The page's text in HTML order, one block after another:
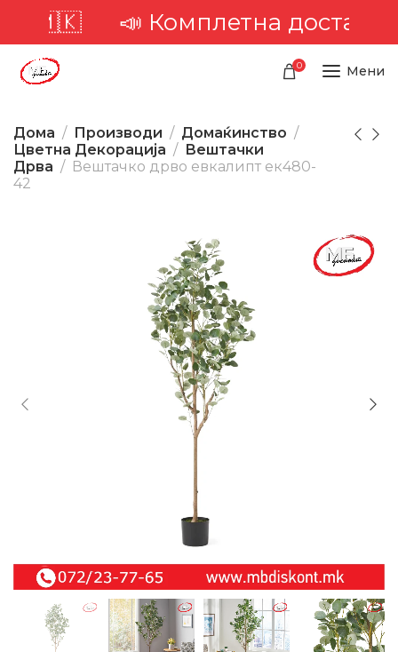
🇲🇰📣 Комплетна достава
0 Мени
Дома Производи
Домаќинство
Цветна Декорација
Вештачки
Дрва
Вештачко дрво евкалипт ек480-
42